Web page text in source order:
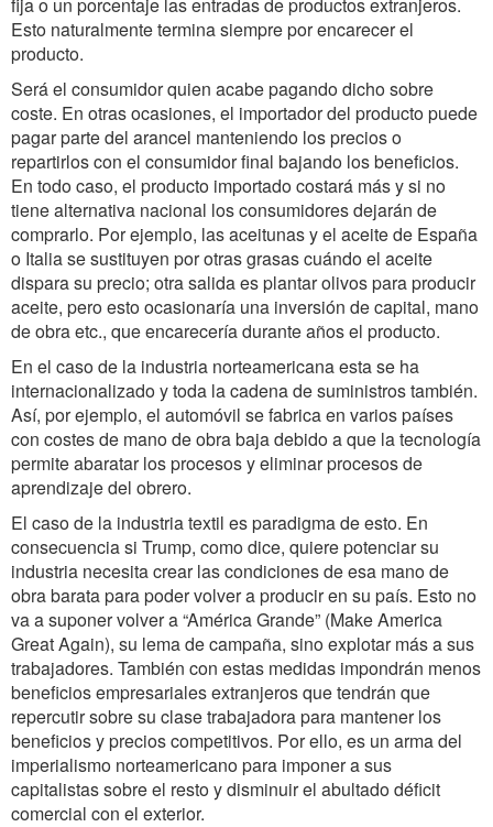
Esto naturalmente termina siempre por encarecer el
producto.
Será el consumidor quien acabe pagando dicho sobre
coste. En otras ocasiones, el importador del producto puede
pagar parte del arancel manteniendo los precios o
repartirlos con el consumidor final bajando los beneficios.
En todo caso, el producto importado costará más y si no
tiene alternativa nacional los consumidores dejarán de
comprarlo. Por ejemplo, las aceitunas y el aceite de España
o Italia se sustituyen por otras grasas cuándo el aceite
dispara su precio; otra salida es plantar olivos para producir
aceite, pero esto ocasionaría una inversión de capital, mano
de obra etc., que encarecería durante años el producto.
En el caso de la industria norteamericana esta se ha
internacionalizado y toda la cadena de suministros también.
Así, por ejemplo, el automóvil se fabrica en varios países
con costes de mano de obra baja debido a que la tecnología
permite abaratar los procesos y eliminar procesos de
aprendizaje del obrero.
El caso de la industria textil es paradigma de esto. En
consecuencia si Trump, como dice, quiere potenciar su
industria necesita crear las condiciones de esa mano de
obra barata para poder volver a producir en su país. Esto no
va a suponer volver a “América Grande” (Make America
Great Again), su lema de campaña, sino explotar más a sus
trabajadores. También con estas medidas impondrán menos
beneficios empresariales extranjeros que tendrán que
repercutir sobre su clase trabajadora para mantener los
beneficios y precios competitivos. Por ello, es un arma del
imperialismo norteamericano para imponer a sus
capitalistas sobre el resto y disminuir el abultado déficit
comercial con el exterior.